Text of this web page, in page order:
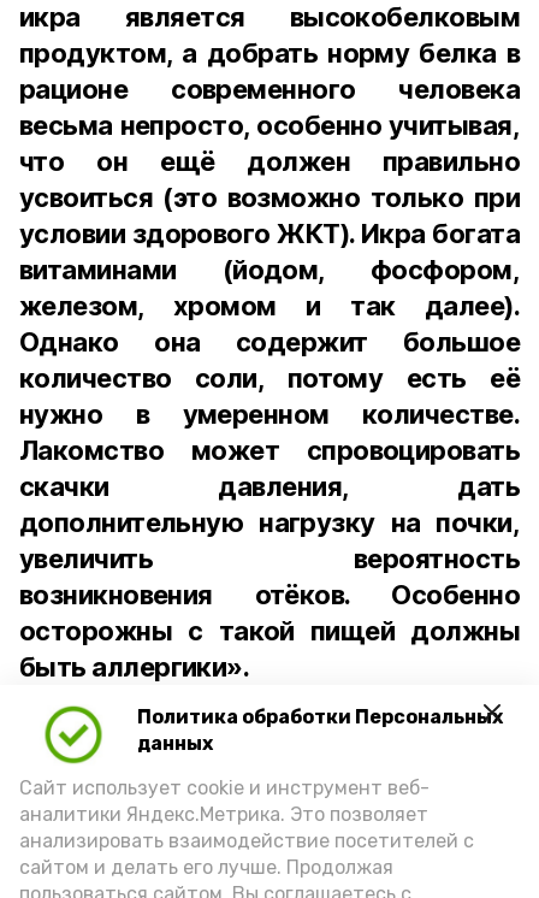
Политика обработки Персональных
данных
Сайт использует cookie и инструмент веб-
аналитики Яндекс.Метрика. Это позволяет
анализировать взаимодействие посетителей с
сайтом и делать его лучше. Продолжая
икра является высокобелковым
продуктом, а добрать норму белка в
рационе современного человека
весьма непросто, особенно учитывая,
что он ещё должен правильно
усвоиться (это возможно только при
условии здорового ЖКТ). Икра богата
витаминами (йодом, фосфором,
железом, хромом и так далее).
Однако она содержит большое
количество соли, потому есть её
нужно в умеренном количестве.
Лакомство может спровоцировать
скачки давления, дать
дополнительную нагрузку на почки,
увеличить вероятность
возникновения отёков. Особенно
осторожны с такой пищей должны
быть аллергики».
Для взрослого человека безопасной
порцией икры считается 30-50 граммов
(2-3 ложки). При этом следует обратить
внимание на хлеб, с которым она
подаётся: лучше выбирать
цельнозерновой, с мукой грубого